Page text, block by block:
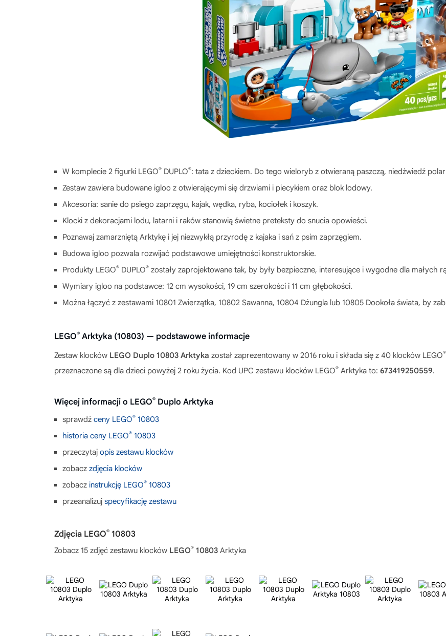
W komplecie 2 figurki LEGO® DUPLO®: tata z dzieckiem. Do tego wieloryb z otwieraną paszczą, niedźwiedź
Zestaw zawiera budowane igloo z otwierającymi się drzwiami i piecykiem oraz blok lodowy.
Akcesoria: sanie do psiego zaprzęgu, kajak, wędka, ryba, kociołek i koszyk.
Klocki z dekoracjami lodu, latarni i raków stanowią świetne preteksty do snucia opowieści.
Poznawaj zamarzniętą Arktykę i jej niezwykłą przyrodę z kajaka i sań z psim zaprzęgiem.
Budowa igloo pozwala rozwijać podstawowe umiejętności konstruktorskie.
Produkty LEGO® DUPLO® zostały zaprojektowane tak, by były bezpieczne, interesujące i wygodne dla małych
Wymiary igloo na podstawce: 12 cm wysokości, 19 cm szerokości i 11 cm głębokości.
Można łączyć z zestawami 10801 Zwierzątka, 10802 Sawanna, 10804 Dżungla lub 10805 Dookoła świata, by
LEGO® Arktyka (10803) — podstawowe informacje
Zestaw klocków LEGO Duplo 10803 Arktyka został zaprezentowany w 2016 roku i składa się z 40 klocków LEGO®
przeznaczone są dla dzieci powyżej 2 roku życia. Kod UPC zestawu klocków LEGO® Arktyka to: 673419250559.
Więcej informacji o LEGO® Duplo Arktyka
sprawdź ceny LEGO® 10803
historia ceny LEGO® 10803
przeczytaj opis zestawu klocków
zobacz zdjęcia klocków
zobacz instrukcję LEGO® 10803
przeanalizuj specyfikację zestawu
Zdjęcia LEGO® 10803
Zobacz 15 zdjęć zestawu klocków LEGO® 10803 Arktyka